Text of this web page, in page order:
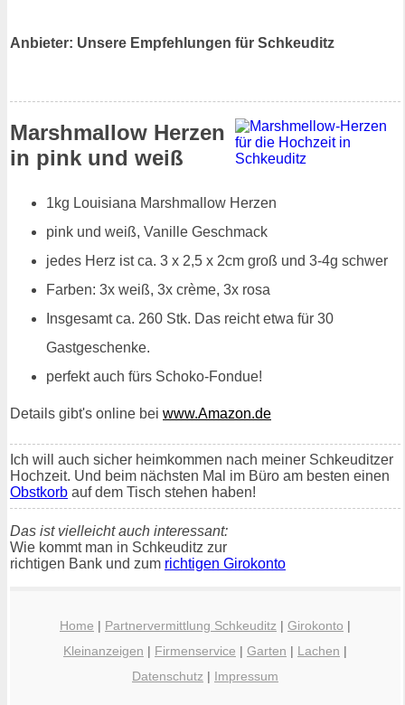
Anbieter: Unsere Empfehlungen für Schkeuditz
Marshmallow Herzen
in pink und weiß
1kg Louisiana Marshmallow Herzen
pink und weiß, Vanille Geschmack
jedes Herz ist ca. 3 x 2,5 x 2cm groß und 3-4g schwer
Farben: 3x weiß, 3x crème, 3x rosa
Insgesamt ca. 260 Stk. Das reicht etwa für 30
Gastgeschenke.
perfekt auch fürs Schoko-Fondue!
Details gibt's online bei www.Amazon.de
Ich will auch sicher heimkommen nach meiner Schkeuditzer
Hochzeit. Und beim nächsten Mal im Büro am besten einen
Obstkorb auf dem Tisch stehen haben!
Das ist vielleicht auch interessant:
Wie kommt man in Schkeuditz zur
richtigen Bank und zum richtigen Girokonto
Home | Partnervermittlung Schkeuditz | Girokonto |
Kleinanzeigen | Firmenservice | Garten | Lachen |
Datenschutz | Impressum